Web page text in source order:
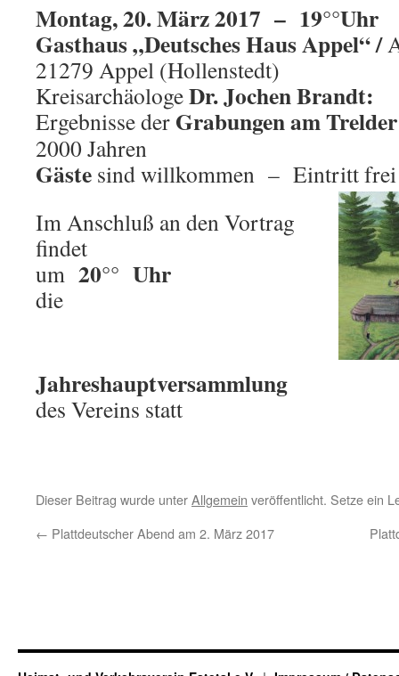
Montag, 20. März 2017 – 19°°Uhr
Gasthaus „Deutsches Haus Appel“ /
21279 Appel (Hollenstedt)
KreisarchäologeDr. Jochen Brandt:
Ergebnisse der Grabungen am
2000 Jahren
Gäste sind willkommen – Eintritt frei
Im Anschluß an den Vortrag
findet
um 20°° Uhr
die
des Vereins statt
Dieser Beitrag wurde unterAllgemein veröffentlicht. Setze ein
← Plattdeutscher Abend am 2. März 2017